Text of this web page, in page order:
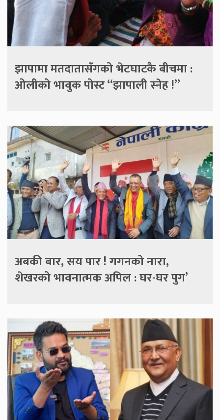
झापामा मतदातासँगको भेटघाटकै बीचमा :
ओलीको भावुक पोस्ट “झापाली स्नेह !”
अबकी बार, सय पार ! गगनको नारा,
शेखरको भावनात्मक अपिल : घर-घर पुग’